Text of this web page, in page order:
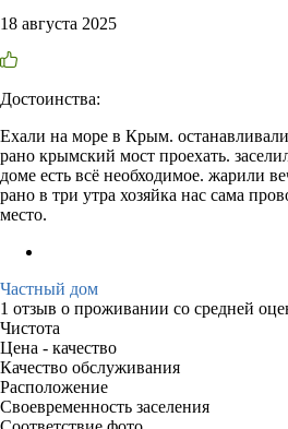
18 августа 2025
Достоинства:
Ехали на море в Крым.
рано крымский мост проехать.
доме есть всё необходимое. жарили
рано в три утра хозяйка нас сама
место.
Частный дом
1 отзыв о проживании со средней
Чистота
Цена - качество
Качество обслуживания
Расположение
Своевременность заселения